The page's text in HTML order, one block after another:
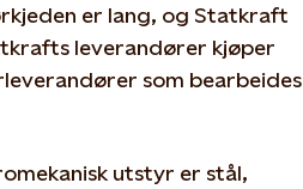
er lang, og Statkraft
leverandører kjøper
som bearbeides
utstyr er stål,